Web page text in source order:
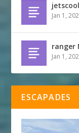
jetscool
Jan 1,
ranger
Jan 1,
ESCAPADES